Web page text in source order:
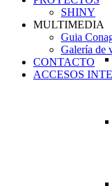
SHINY
MULTIMEDIA
Guia
Galería de
CONTACTO
ACCESOS